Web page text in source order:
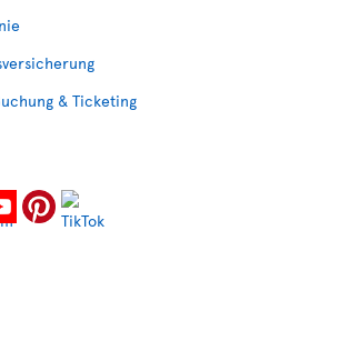
& Ticketing